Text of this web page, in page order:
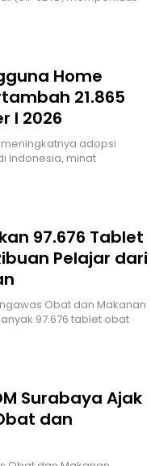
Home
21.865
I 2026
meningkatnya adopsi
Indonesia, minat
97.676 Tablet
Pelajar dari
Obat dan Makanan
97.676 tablet obat
Surabaya Ajak
dan